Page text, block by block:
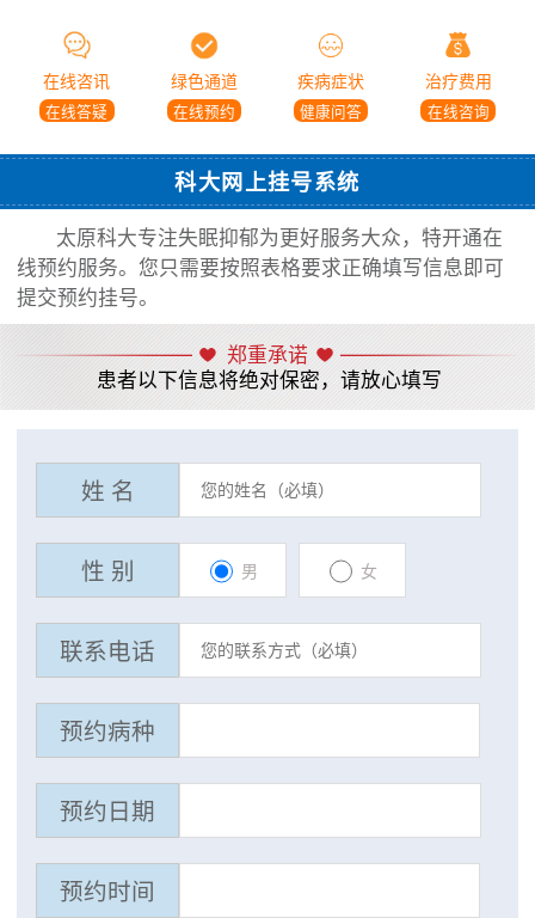
在线咨讯
在线答疑
绿色通道
在线预约
疾病症状
健康问答
治疗费用
在线咨询
科大网上挂号系统
太原科大专注失眠抑郁为更好服务大众，特开通在
线预约服务。您只需要按照表格要求正确填写信息即可
提交预约挂号。
郑重承诺
患者以下信息将绝对保密，请放心填写
姓 名
性 别 男 女
联系电话
预约病种
预约日期
预约时间